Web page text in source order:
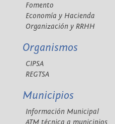
Fomento
Economía y Hacienda
Organización y RRHH
Organismos
CIPSA
REGTSA
Municipios
Información Municipal
ATM técnica a municipios